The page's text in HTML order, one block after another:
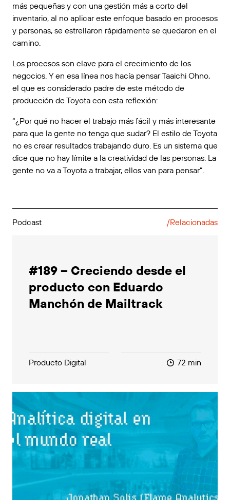
más pequeñas y con una gestión más a corto del
inventario, al no aplicar este enfoque basado en procesos
y personas, se estrellaron rápidamente se quedaron en el
camino.
Los procesos son clave para el crecimiento de los
negocios. Y en esa línea nos hacía pensar Taaichi Ohno,
el que es considerado padre de este método de
producción de Toyota con esta reflexión:
“¿Por qué no hacer el trabajo más fácil y más interesante
para que la gente no tenga que sudar? El estilo de Toyota
no es crear resultados trabajando duro. Es un sistema que
dice que no hay límite a la creatividad de las personas. La
gente no va a Toyota a trabajar, ellos van para pensar”.
Podcast /Relacionadas
#189 – Creciendo desde el
producto con Eduardo
Manchón de Mailtrack
Producto Digital 72 min